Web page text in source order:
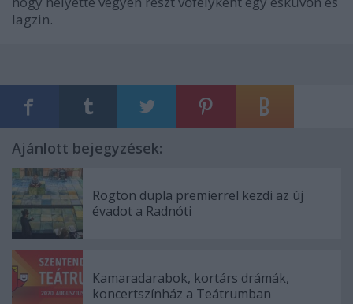
lagzin.
Ajánlott bejegyzések:
Rögtön dupla premierrel kezdi az új
évadot a Radnóti
Kamaradarabok, kortárs drámák,
koncertszínház a Teátrumban